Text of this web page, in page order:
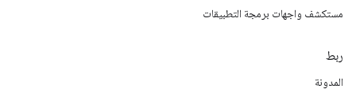
مستكشف واجهات برمجة التطبيقات
ربط
المدونة